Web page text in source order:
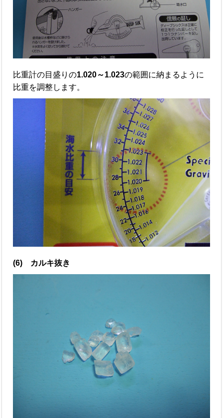
比重計の目盛りの1.020～1.023の範囲に納まるように
比重を調整します。
(6) カルキ抜き